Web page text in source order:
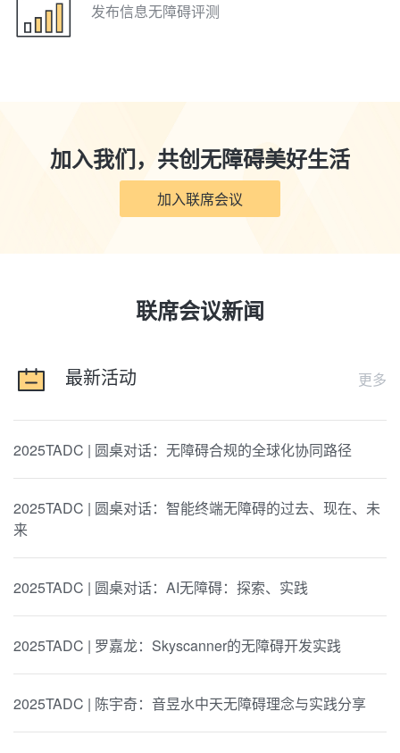
发布信息无障碍评测
加入我们，共创无障碍美好生活
加入联席会议
联席会议新闻
最新活动 更多
2025TADC | 圆桌对话：无障碍合规的全球化协同路径
2025TADC | 圆桌对话：智能终端无障碍的过去、现在、未
来
2025TADC | 圆桌对话：AI无障碍：探索、实践
2025TADC | 罗嘉龙：Skyscanner的无障碍开发实践
2025TADC | 陈宇奇：音昱水中天无障碍理念与实践分享